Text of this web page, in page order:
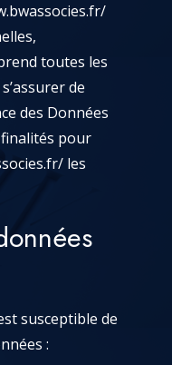
toutes les
de
des Données
pour
les
susceptible de
: